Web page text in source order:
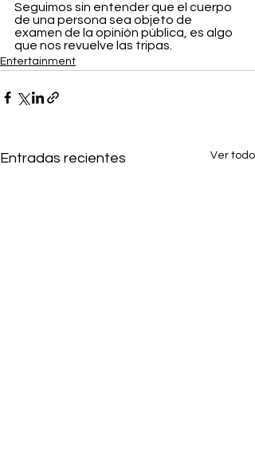
Seguimos sin entender que el cuerpo
de una persona sea objeto de
examen de la opinión pública, es algo
que nos revuelve las tripas.
Entertainment
Entradas recientes Ver todo